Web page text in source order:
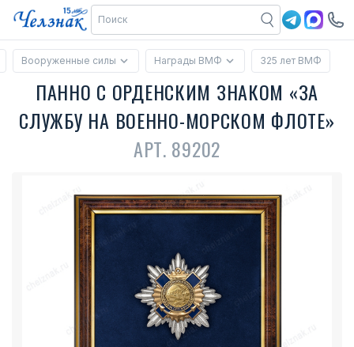
Вооруженные силы Награды ВМФ 325 лет ВМФ
ПАННО С ОРДЕНСКИМ ЗНАКОМ «ЗА
СЛУЖБУ НА ВОЕННО-МОРСКОМ ФЛОТЕ»
АРТ. 89202